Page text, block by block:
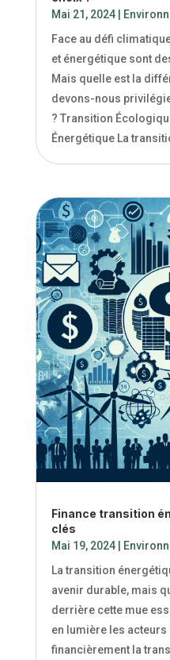
Transition
choix ?
Mai 21, 2024 |
Face au défi
et énergétique sont
devons-nous
? Transition
Énergétique La
clés
Mai 19, 2024|